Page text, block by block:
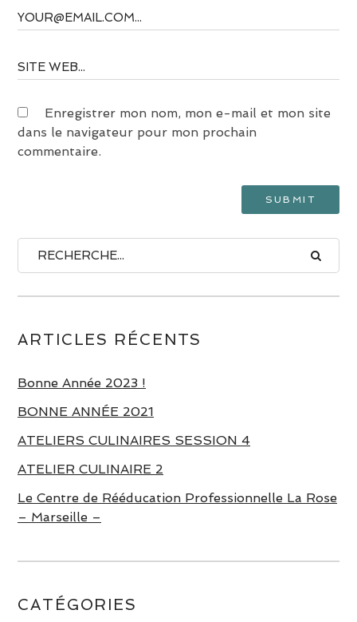
Enregistrer mon nom, mon e-mail et mon site
dans le navigateur pour mon prochain
commentaire.
ARTICLES RÉCENTS
Bonne Année 2023 !
BONNE ANNÉE 2021
ATELIERS CULINAIRES SESSION 4
ATELIER CULINAIRE 2
Le Centre de Rééducation Professionnelle La Rose
– Marseille –
CATÉGORIES